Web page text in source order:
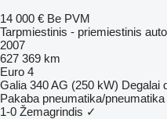
14 000 € Be PVM
Tarpmiestinis - priemiestinis
2007
627 369 km
Euro 4
Galia 340 AG (250 kW) Degalai
Pakaba pneumatika/pneumatika
1-0 Žemagrindis ✓